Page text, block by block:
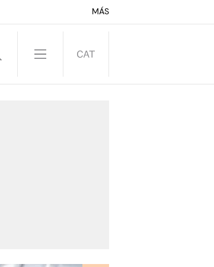
MÁS